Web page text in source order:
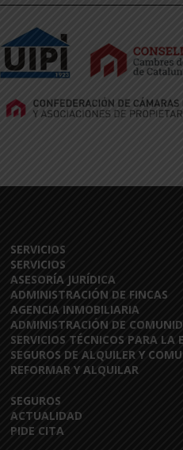
SERVICIOS
SERVICIOS
ASESORÍA JURÍDICA
ADMINISTRACIÓN DE FINCAS
AGENCIA INMOBILIARIA
ADMINISTRACIÓN DE
SERVICIOS TÉCNICOS PARA LA
SEGUROS DE ALQUILER Y
REFORMAR Y ALQUILAR
SEGUROS
ACTUALIDAD
PIDE CITA